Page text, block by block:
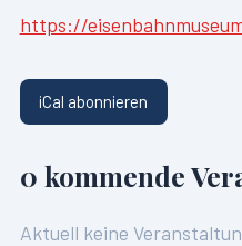
https://
iCal abonnieren
0 kommende
Aktuell keine